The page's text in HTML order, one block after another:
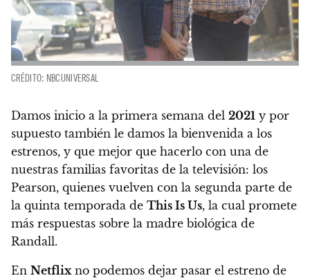
CRÉDITO: NBCUNIVERSAL
Damos inicio a la primera semana del 2021 y por
supuesto también le damos la bienvenida a los
estrenos, y que mejor que hacerlo con una de
nuestras familias favoritas de la televisión: los
Pearson, quienes vuelven con la segunda parte de
la quinta temporada de This Is Us, la cual promete
más respuestas sobre la madre biológica de
Randall.
En Netflix no podemos dejar pasar el estreno de